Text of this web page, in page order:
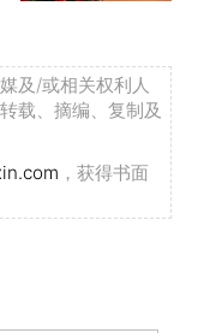
及/或相关权利人
载、摘编、复制及
，获得书面